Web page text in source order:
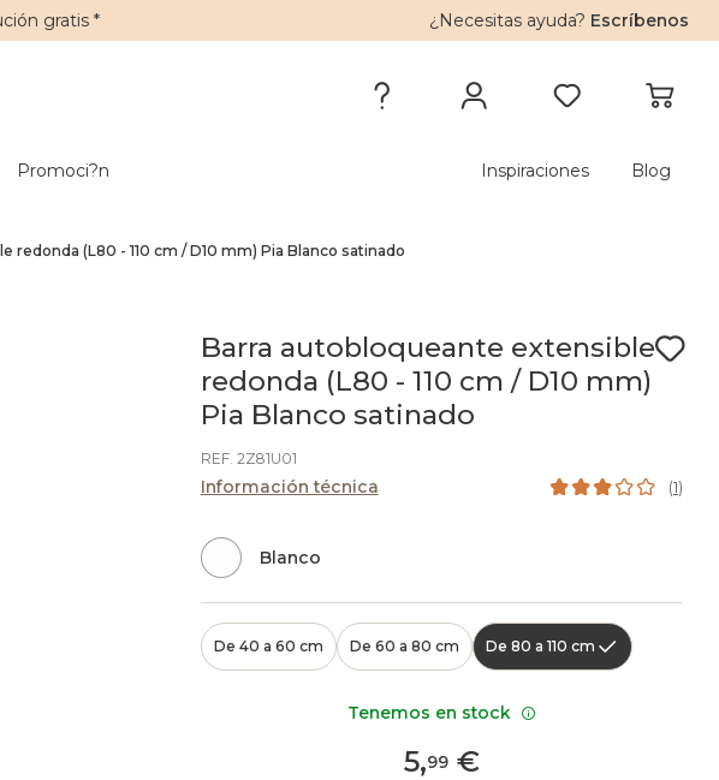
gratis* ¿Necesitas ayuda? Escríbenos
Promoci?n Inspiraciones Blog
redonda (L80 - 110 cm / D10 mm) Pia Blanco satinado
Barra autobloqueante extensible
redonda (L80 - 110 cm / D10 mm)
Pia Blanco satinado
REF. 2Z81U01
Información técnica (1)
Blanco
De 40 a 60 cm De 60 a 80 cm De 80 a 110 cm
5,99€